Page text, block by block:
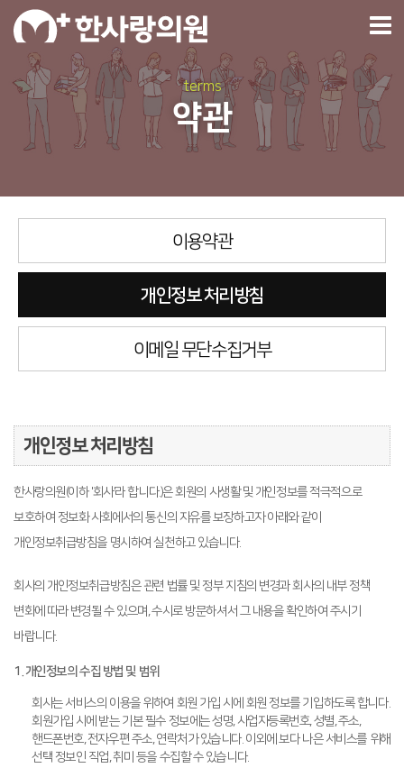
terms
약관
이용약관
개인정보 처리방침
이메일 무단수집거부
개인정보 처리방침
한사랑의원(이하 '회사'라 합니다.)은 회원의 사생활 및 개인정보를 적극적으로
보호하여 정보화 사회에서의 통신의 자유를 보장하고자 아래와 같이
개인정보취급방침을 명시하여 실천하고 있습니다.
회사의 개인정보취급방침은 관련 법률 및 정부 지침의 변경과 회사의 내부 정책
변화에 따라 변경될 수 있으며, 수시로 방문하셔서 그 내용을 확인하여 주시기
바랍니다.
1. 개인정보의 수집 방법 및 범위
회사는 서비스의 이용을 위하여 회원 가입 시에 회원 정보를 기입하도록 합니다.
회원가입 시에 받는 기본 필수 정보에는 성명, 사업자등록번호, 성별, 주소,
핸드폰번호, 전자우편 주소, 연락처가 있습니다. 이외에 보다 나은 서비스를 위해
선택 정보인 직업, 취미 등을 수집할 수 있습니다.